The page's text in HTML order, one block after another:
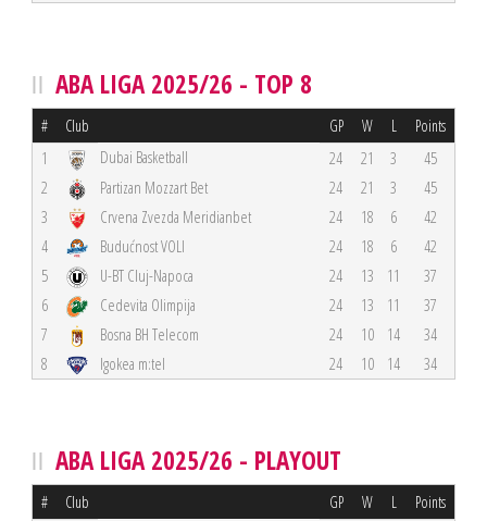
ABA LIGA 2025/26 - TOP 8
# Club GP W L Points
1 Dubai Basketball 24 21 3
45
2
Partizan Mozzart Bet 24 21 3
45
3
Crvena Zvezda Meridianbet 24 18 6
42
4
Budućnost VOLI 24 18 6
42
5
U-BT Cluj-Napoca 24 13 11
37
6
Cedevita Olimpija 24 13 11
37
7
Bosna BH Telecom 24 10 14
34
8
Igokea m:tel 24 10 14 34
ABA LIGA 2025/26 - PLAYOUT
# Club GP W L Points